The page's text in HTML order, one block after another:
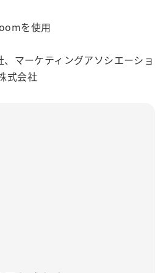
を使用
マーケティングアソシエーショ
式会社